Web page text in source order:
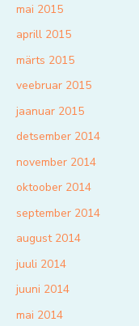
mai 2015
aprill 2015
märts 2015
veebruar 2015
jaanuar 2015
detsember 2014
november 2014
oktoober 2014
september 2014
august 2014
juuli 2014
juuni 2014
mai 2014